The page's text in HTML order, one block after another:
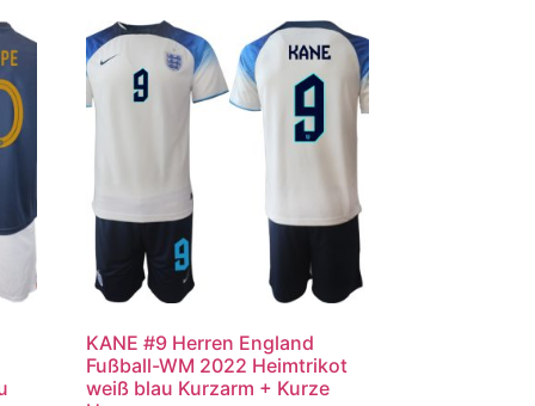
KANE #9 Herren England
Fußball-WM 2022 Heimtrikot
weiß blau Kurzarm + Kurze